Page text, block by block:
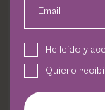
Hidrata y
Con ácido
Resistente al
Email
He leído y
Quiero